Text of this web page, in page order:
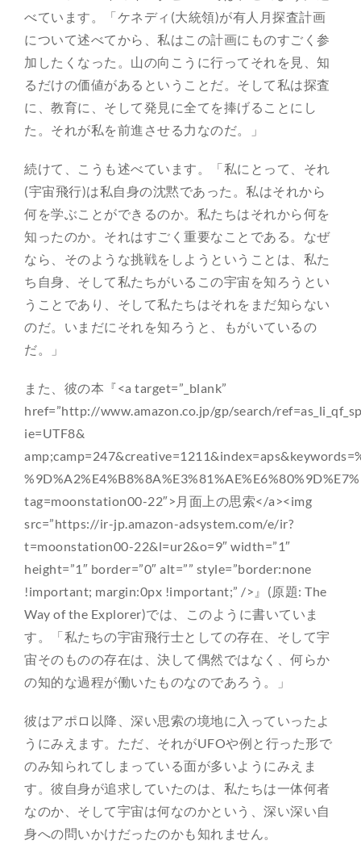
べています。「ケネディ(大統領)が有人月探査計画
について述べてから、私はこの計画にものすごく参
加したくなった。山の向こうに行ってそれを見、知
るだけの価値があるということだ。そして私は探査
に、教育に、そして発見に全てを捧げることにし
た。それが私を前進させる力なのだ。」
続けて、こうも述べています。「私にとって、それ
(宇宙飛行)は私自身の沈黙であった。私はそれから
何を学ぶことができるのか。私たちはそれから何を
知ったのか。それはすごく重要なことである。なぜ
なら、そのような挑戦をしようということは、私た
ち自身、そして私たちがいるこの宇宙を知ろうとい
うことであり、そして私たちはそれをまだ知らない
のだ。いまだにそれを知ろうと、もがいているの
だ。」
また、彼の本『<a target=”_blank”
href=”http://www.amazon.co.jp/gp/search/
ie=UTF8&
tag=moonstation00-22″>月面上の思索</a><img
src=”https://ir-jp.amazon-adsystem.com/e/ir?
t=moonstation00-22&l=ur2&o=9″ width=”1″
height=”1″ border=”0″ alt=”” style=”border:none
!important; margin:0px !important;” />』(原題: The
Way of the Explorer)では、このように書いていま
す。「私たちの宇宙飛行士としての存在、そして宇
宙そのものの存在は、決して偶然ではなく、何らか
の知的な過程が働いたものなのであろう。」
彼はアポロ以降、深い思索の境地に入っていったよ
うにみえます。ただ、それがUFOや例と行った形で
のみ知られてしまっている面が多いようにみえま
す。彼自身が追求していたのは、私たちは一体何者
なのか、そして宇宙は何なのかという、深い深い自
身への問いかけだったのかも知れません。